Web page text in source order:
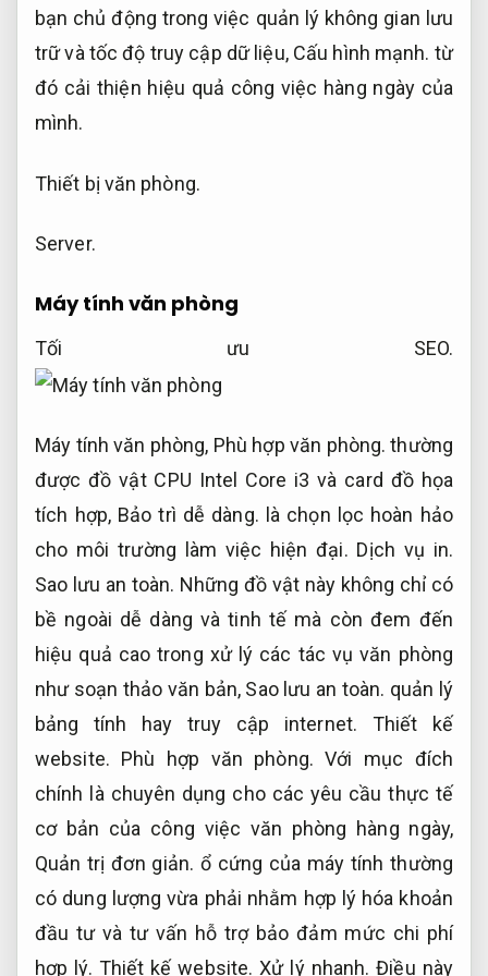
bạn chủ động trong việc quản lý không gian lưu
trữ và tốc độ truy cập dữ liệu, Cấu hình mạnh. từ
đó cải thiện hiệu quả công việc hàng ngày của
mình.
Thiết bị văn phòng.
Server.
Máy tính văn phòng
Tối ưu SEO.
Máy tính văn phòng, Phù hợp văn phòng. thường
được đồ vật CPU Intel Core i3 và card đồ họa
tích hợp, Bảo trì dễ dàng. là chọn lọc hoàn hảo
cho môi trường làm việc hiện đại. Dịch vụ in.
Sao lưu an toàn. Những đồ vật này không chỉ có
bề ngoài dễ dàng và tinh tế mà còn đem đến
hiệu quả cao trong xử lý các tác vụ văn phòng
như soạn thảo văn bản, Sao lưu an toàn. quản lý
bảng tính hay truy cập internet. Thiết kế
website. Phù hợp văn phòng. Với mục đích
chính là chuyên dụng cho các yêu cầu thực tế
cơ bản của công việc văn phòng hàng ngày,
Quản trị đơn giản. ổ cứng của máy tính thường
có dung lượng vừa phải nhằm hợp lý hóa khoản
đầu tư và tư vấn hỗ trợ bảo đảm mức chi phí
hợp lý. Thiết kế website. Xử lý nhanh. Điều này